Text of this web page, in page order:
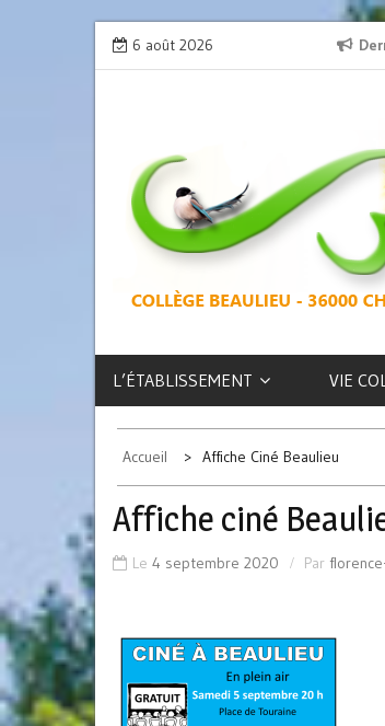
Skip
to
6 août 2026
» : l’émission de radioL’exposition des latinistes est là !
COLLÈGE
BEAULIEU –
L’ÉTABLISSEMENT VIE
Accueil Affiche Ciné Beaulieu
Affiche ciné
Le 4 septembre 2020 Par